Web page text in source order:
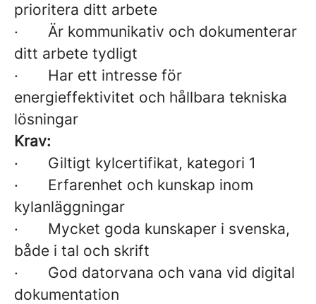
prioritera ditt arbete
· Är kommunikativ och dokumenterar
ditt arbete tydligt
· Har ett intresse för
energieffektivitet och hållbara tekniska
lösningar
Krav:
· Giltigt kylcertifikat, kategori 1
· Erfarenhet och kunskap inom
kylanläggningar
· Mycket goda kunskaper i svenska,
både i tal och skrift
· God datorvana och vana vid digital
dokumentation